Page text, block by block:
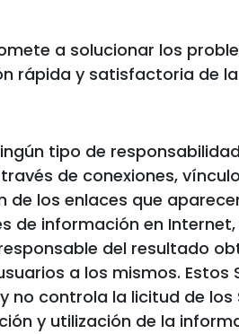
a solucionar los
rápida y satisfactoria de
tipo de
de conexiones,
los enlaces que
de información en
del resultado
a los mismos.
no controla la licitud de
y utilización de la